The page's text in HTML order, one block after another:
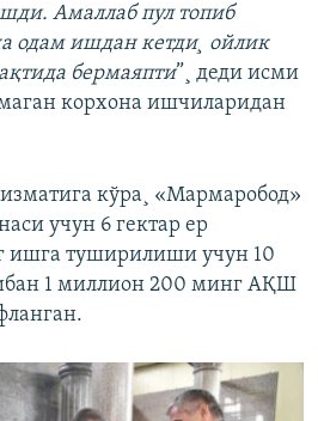
Амаллаб пул топиб
одам ишдан кетди¸ ойлик
бермаяпти”¸ деди исми
корхона ишчиларидан
кўра¸ «Мармаробод»
учун 6 гектар ер
ишга туширилиши учун 10
1 миллион 200 минг АҚШ